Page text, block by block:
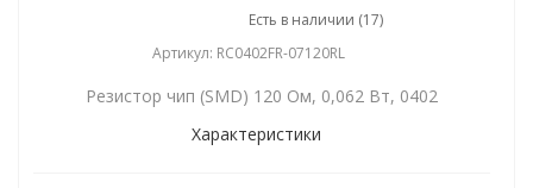
Есть в наличии (17)
Артикул: RC0402FR-07120RL
Резистор чип (SMD) 120 Ом, 0,062 Вт, 0402
Характеристики